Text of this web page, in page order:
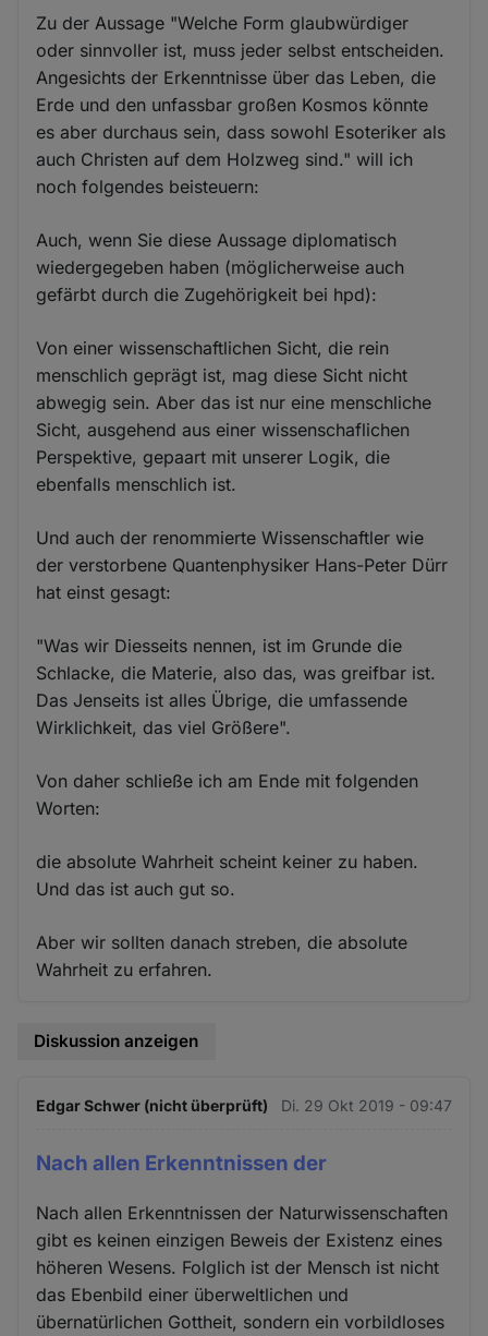
Zu der Aussage "Welche Form glaubwürdiger
oder sinnvoller ist, muss jeder selbst entscheiden.
Angesichts der Erkenntnisse über das Leben, die
Erde und den unfassbar großen Kosmos könnte
es aber durchaus sein, dass sowohl Esoteriker als
auch Christen auf dem Holzweg sind." will ich
noch folgendes beisteuern:
Auch, wenn Sie diese Aussage diplomatisch
wiedergegeben haben (möglicherweise auch
gefärbt durch die Zugehörigkeit bei hpd):
Von einer wissenschaftlichen Sicht, die rein
menschlich geprägt ist, mag diese Sicht nicht
abwegig sein. Aber das ist nur eine menschliche
Sicht, ausgehend aus einer wissenschaflichen
Perspektive, gepaart mit unserer Logik, die
ebenfalls menschlich ist.
Und auch der renommierte Wissenschaftler wie
der verstorbene Quantenphysiker Hans-Peter Dürr
hat einst gesagt:
"Was wir Diesseits nennen, ist im Grunde die
Schlacke, die Materie, also das, was greifbar ist.
Das Jenseits ist alles Übrige, die umfassende
Wirklichkeit, das viel Größere".
Von daher schließe ich am Ende mit folgenden
Worten:
die absolute Wahrheit scheint keiner zu haben.
Und das ist auch gut so.
Aber wir sollten danach streben, die absolute
Wahrheit zu erfahren.
Diskussion anzeigen
Edgar Schwer (nicht überprüft) Di. 29 Okt 2019 - 09:47
Nach allen Erkenntnissen der
Nach allen Erkenntnissen der Naturwissenschaften
gibt es keinen einzigen Beweis der Existenz eines
höheren Wesens. Folglich ist der Mensch ist nicht
das Ebenbild einer überweltlichen und
übernatürlichen Gottheit, sondern ein vorbildloses